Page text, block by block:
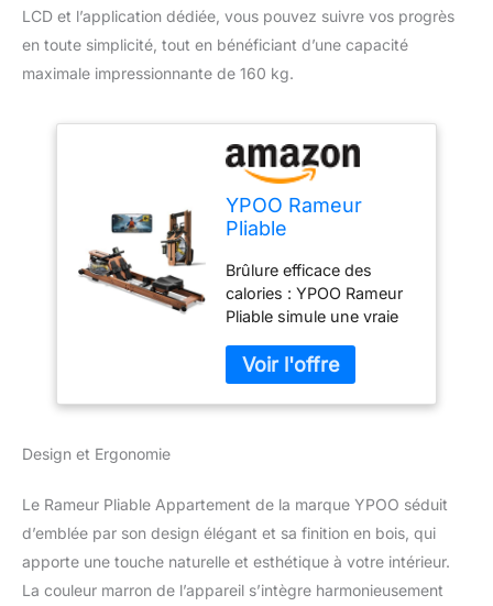
LCD et l’application dédiée, vous pouvez suivre vos progrès
en toute simplicité, tout en bénéficiant d’une capacité
maximale impressionnante de 160 kg.
YPOO Rameur
Pliable
Rameur à Eau en
Bois avec Siège
Confortable,
APP/Moniteur
Bluetooth/Support
Tablette, Capacité
Max 160KG
Brûlure efficace des
calories : YPOO Rameur
Pliable simule une vraie
qui coule naturellement
vous permet de vivre une
expérience de conduite
20 minutes
d'entraînement
correspond à une heure
de jogging. Avec
l'appareil de remontage
Design et Ergonomie
Le Rameur Pliable Appartement de la marque YPOO séduit
d’emblée par son design élégant et sa finition en bois, qui
apporte une touche naturelle et esthétique à votre intérieur.
La couleur marron de l’appareil s’intègre harmonieusement